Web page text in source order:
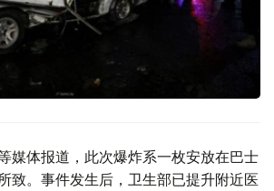
媒体报道，此次爆炸系一枚安放在巴士
致。事件发生后，卫生部已提升附近医